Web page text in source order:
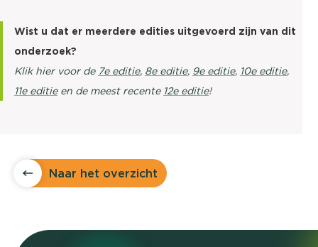
Wist u dat er meerdere edities uitgevoerd zijn van dit
onderzoek?
Klik hier voor de 7e editie, 8e editie, 9e editie, 10e editie,
11e editieen de meest recente 12e editie!
Naar het overzicht